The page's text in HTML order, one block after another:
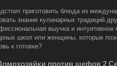
приготовить блюда из
знание кулинарных традиций
выучка и
школ или женщины, которые
к готовке?
против шефов 2